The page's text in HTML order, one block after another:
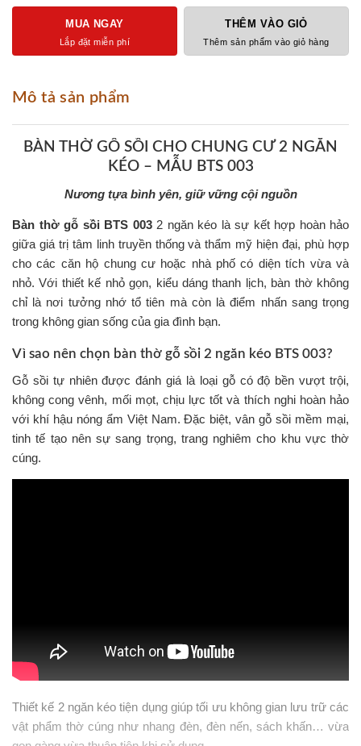
THÊM VÀO GIỎ
Thêm sản phẩm vào giỏ hàng
MUA NGAY
Lắp đặt miễn phí
Mô tả sản phẩm
BÀN THỜ GỖ SỒI CHO CHUNG CƯ 2 NGĂN
KÉO – MẪU BTS 003
Nương tựa bình yên, giữ vững cội nguồn
Bàn thờ gỗ sồi BTS 0032 ngăn kéo là sự kết hợp hoàn hảo
giữa giá trị tâm linh truyền thống và thẩm mỹ hiện đại, phù hợp
cho các căn hộ chung cư hoặc nhà phố có diện tích vừa và
nhỏ. Với thiết kế nhỏ gọn, kiểu dáng thanh lịch, bàn thờ không
chỉ là nơi tưởng nhớ tổ tiên mà còn là điểm nhấn sang trọng
trong không gian sống của gia đình bạn.
Vì sao nên chọn bàn thờ gỗ sồi 2 ngăn kéo BTS 003?
Gỗ sồi tự nhiên được đánh giá là loại gỗ có độ bền vượt trội,
không cong vênh, mối mọt, chịu lực tốt và thích nghi hoàn hảo
với khí hậu nóng ẩm Việt Nam. Đặc biệt, vân gỗ sồi mềm mại,
tinh tế tạo nên sự sang trọng, trang nghiêm cho khu vực thờ
cúng.
Thiết kế 2 ngăn kéo tiện dụng giúp tối ưu không gian lưu trữ các
vật phẩm thờ cúng như nhang đèn, đèn nến, sách khấn… vừa